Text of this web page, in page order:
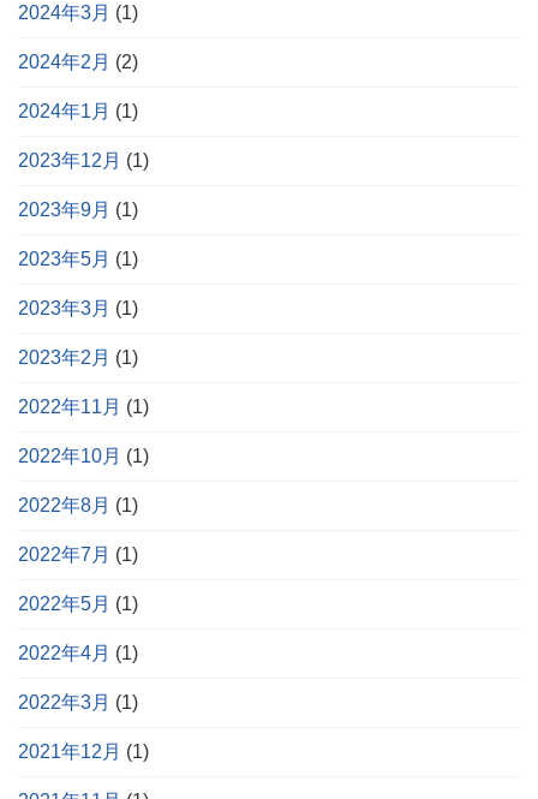
2024年3月 (1)
2024年2月 (2)
2024年1月 (1)
2023年12月 (1)
2023年9月 (1)
2023年5月 (1)
2023年3月 (1)
2023年2月 (1)
2022年11月 (1)
2022年10月 (1)
2022年8月 (1)
2022年7月 (1)
2022年5月 (1)
2022年4月 (1)
2022年3月 (1)
2021年12月 (1)